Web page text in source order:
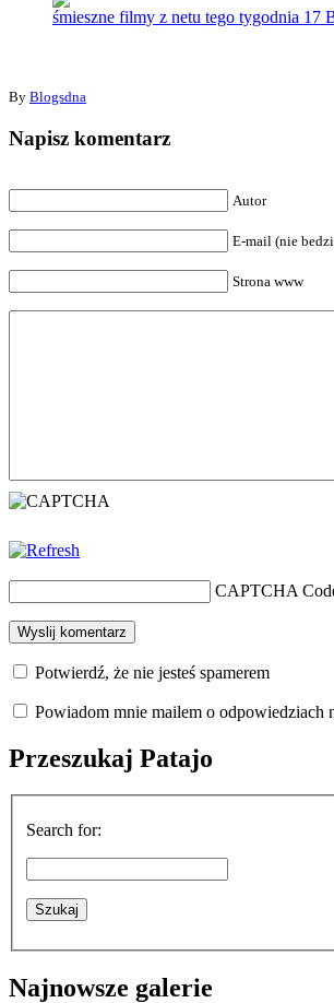
śmieszne filmy z netu tego tygodnia 17
By Blogsdna
Napisz komentarz
Autor
E-mail (nie
Strona www
CAPTCHA
Potwierdź, że nie jesteś spamerem
Powiadom mnie mailem o odpowiedziach
Przeszukaj Patajo
Search for:
Najnowsze galerie